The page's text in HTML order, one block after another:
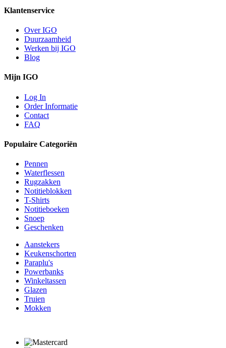
Klantenservice
Over IGO
Duurzaamheid
Werken bij IGO
Blog
Mijn IGO
Log In
Order Informatie
Contact
FAQ
Populaire Categoriën
Pennen
Waterflessen
Rugzakken
Notitieblokken
T-Shirts
Notitieboeken
Snoep
Geschenken
Aanstekers
Keukenschorten
Paraplu's
Powerbanks
Winkeltassen
Glazen
Truien
Mokken